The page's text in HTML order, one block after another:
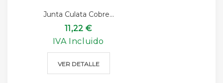
Junta Culata Cobre...
11,22 €
IVA Incluido
VER DETALLE